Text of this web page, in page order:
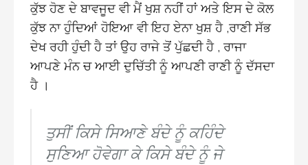
ਕੁੱਝ ਹੋਣ ਦੇ ਬਾਵਜੂਦ ਵੀ ਮੈਂ ਖੁਸ਼ ਨਹੀਂ ਹਾਂ ਅਤੇ ਇਸ ਦੇ ਕੋਲ
ਕੁੱਝ ਨਾ ਹੁੰਦਿਆਂ ਹੋਇਆ ਵੀ ਇਹ ਏਨਾ ਖੁਸ਼ ਹੈ ,ਰਾਣੀ ਸੱਭ
ਦੇਖ ਰਹੀ ਹੁੰਦੀ ਹੈ ਤਾਂ ਉਹ ਰਾਜੇ ਤੋਂ ਪੁੱਛਦੀ ਹੈ , ਰਾਜਾ
ਆਪਣੇ ਮੰਨ ਚ ਆਈ ਦੁਚਿੱਤੀ ਨੂੰ ਆਪਣੀ ਰਾਣੀ ਨੂੰ ਦੱਸਦਾ
ਹੈ ।
ਤੁਸੀਂ ਕਿਸੇ ਸਿਆਣੇ ਬੰਦੇ ਨੂੰ ਕਹਿੰਦੇ
ਸੁਣਿਆ ਹੋਵੇਗਾ ਕੇ ਕਿਸੇ ਬੰਦੇ ਨੂੰ ਜੇ